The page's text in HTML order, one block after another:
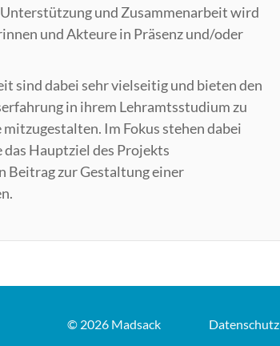
und Zusammenarbeit wird
und Akteure in Präsenz und/oder
sind dabei sehr vielseitig und bieten den
in ihrem Lehramtsstudium zu
Im Fokus stehen dabei
Hauptziel des Projekts
Beitrag zur Gestaltung einer
© 2026 Madsack Datenschutz